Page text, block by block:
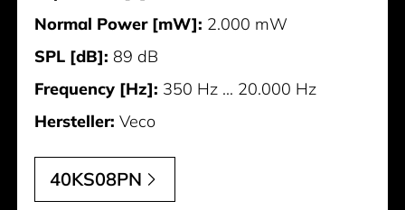
Normal Power [mW]: 2.000 mW
SPL [dB]: 89 dB
Frequency [Hz]: 350 Hz ... 20.000 Hz
Hersteller: Veco
40KS08PN